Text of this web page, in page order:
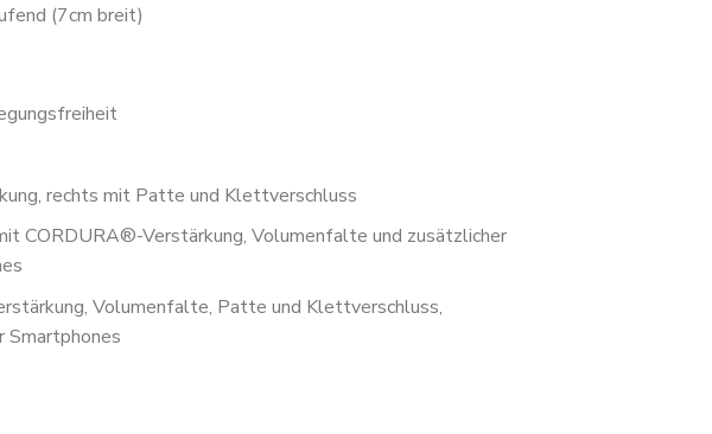
(7cm breit)
rechts mit Patte und Klettverschluss
CORDURA®-Verstärkung, Volumenfalte und zusätzlicher
Volumenfalte, Patte und Klettverschluss,
Smartphones